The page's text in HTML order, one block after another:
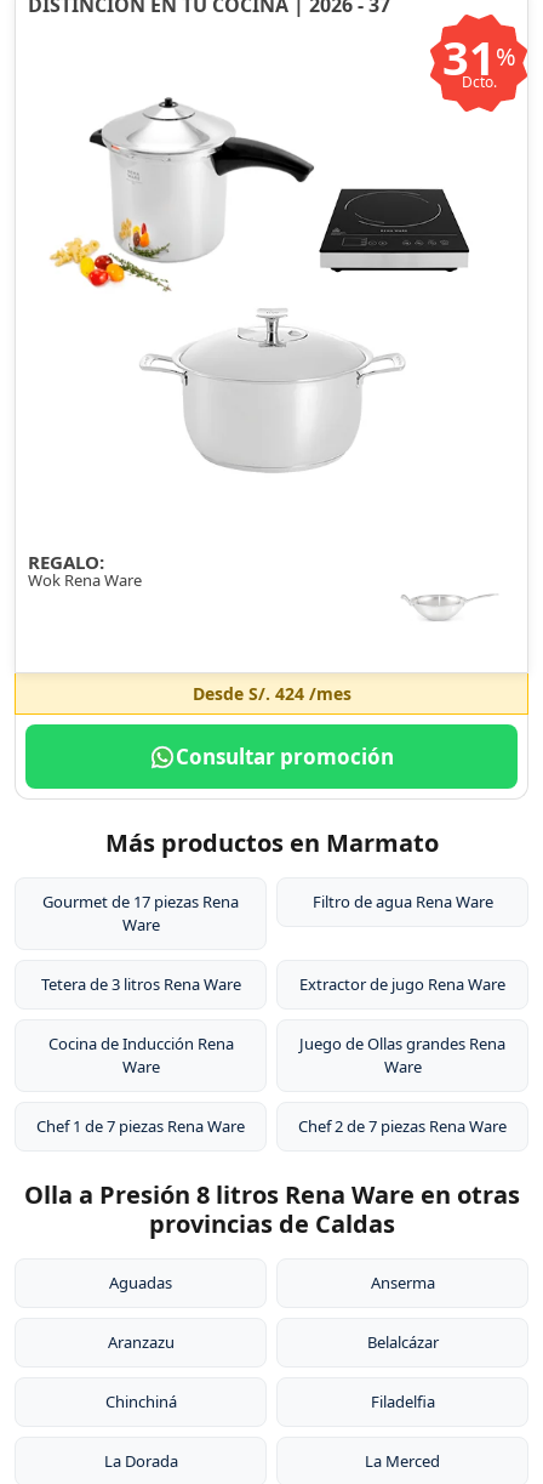
31 %
Dcto.
REGALO:
Wok Rena Ware
Desde S/. 424/mes
Consultar promoción
Más productos en Marmato
Gourmet de 17 piezas Rena
Ware
Filtro de agua Rena Ware
Tetera de 3 litros Rena Ware Extractor de jugo Rena Ware
Cocina de Inducción Rena
Ware
Juego de Ollas grandes Rena
Ware
Chef 1 de 7 piezas Rena Ware Chef 2 de 7 piezas Rena Ware
Olla a Presión 8 litros Rena Ware en otras
provincias de Caldas
Aguadas Anserma
Aranzazu Belalcázar
Chinchiná Filadelfia
La Dorada La Merced